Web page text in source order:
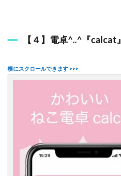
【４】電卓^..^『calcat』